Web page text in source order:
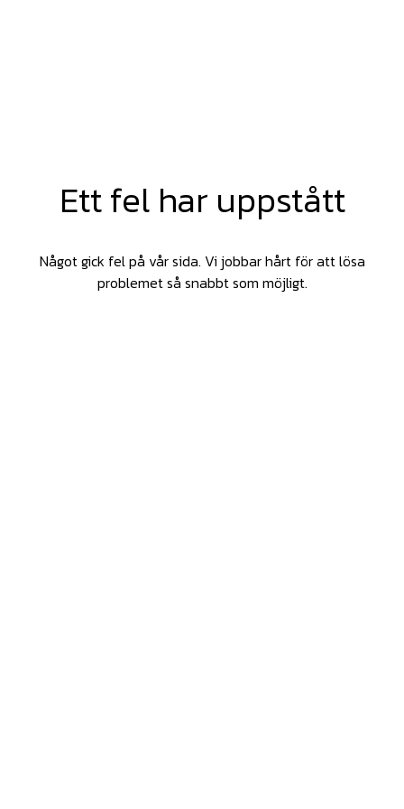
Ett fel har uppstått
Något gick fel på vår sida. Vi jobbar hårt för att lösa
problemet så snabbt som möjligt.